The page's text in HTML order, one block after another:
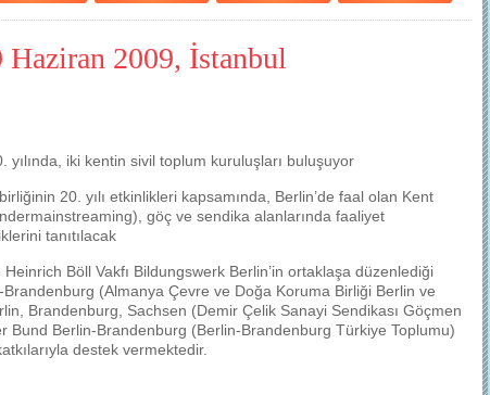
2009, İstanbul
iki kentin sivil toplum kuruluşları buluşuyor
20. yılı etkinlikleri kapsamında, Berlin’de faal olan Kent
göç ve sendika alanlarında faaliyet
tanıtılacak
Böll Vakfı Bildungswerk Berlin’in ortaklaşa düzenlediği
(Almanya Çevre ve Doğa Koruma Birliği Berlin ve
Brandenburg, Sachsen (Demir Çelik Sanayi Sendikası Göçmen
Berlin-Brandenburg (Berlin-Brandenburg Türkiye Toplumu)
destek vermektedir.
Çevre için
Çevreci yaklaşımlarsayesinde dünyanın
yer halini alması mümkün.